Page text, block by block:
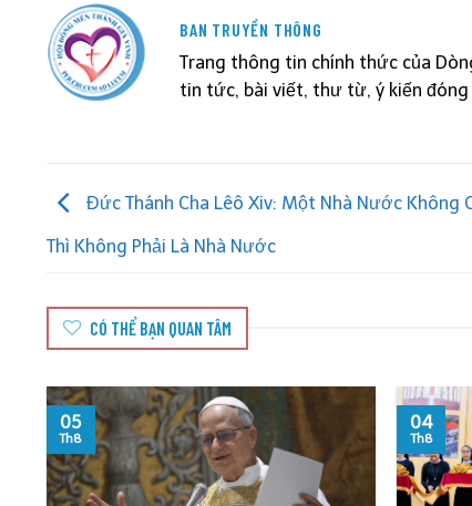
BAN TRUYỀN THÔNG
Trang thông tin chính thức của
tin tức, bài viết, thư từ, ý kiến
Đức Thánh Cha Lêô Xiv: Một Nhà Nước Không
Thì Không Phải Là Nhà Nước
CÓ THỂ BẠN QUAN TÂM
05
Th8
04
Th8